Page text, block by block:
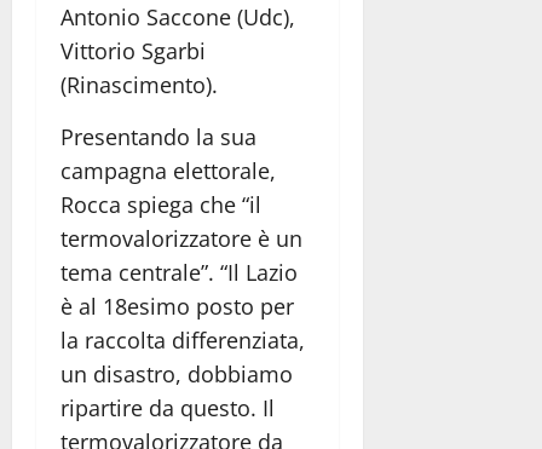
Antonio Saccone (Udc),
Vittorio Sgarbi
(Rinascimento).
Presentando la sua
campagna elettorale,
Rocca spiega che “il
termovalorizzatore è un
tema centrale”. “Il Lazio
è al 18esimo posto per
la raccolta differenziata,
un disastro, dobbiamo
ripartire da questo. Il
termovalorizzatore da